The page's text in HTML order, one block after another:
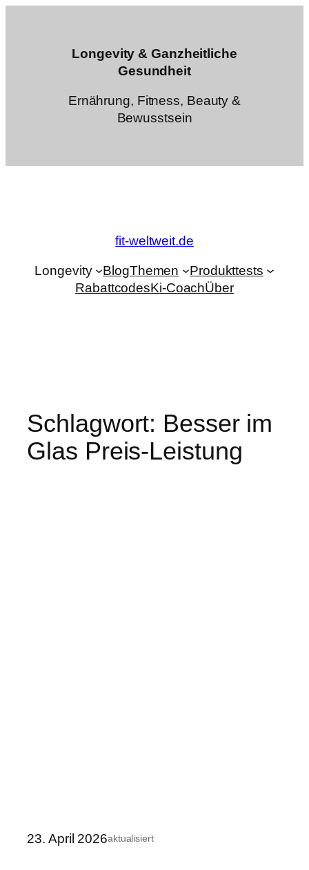
Longevity & Ganzheitliche
Gesundheit
Ernährung, Fitness, Beauty &
Bewusstsein
fit-weltweit.de
Longevity BlogThemen
Produkttests
RabattcodesKi-CoachÜber
Schlagwort: Besser im
Glas Preis-Leistung
23. April 2026aktualisiert